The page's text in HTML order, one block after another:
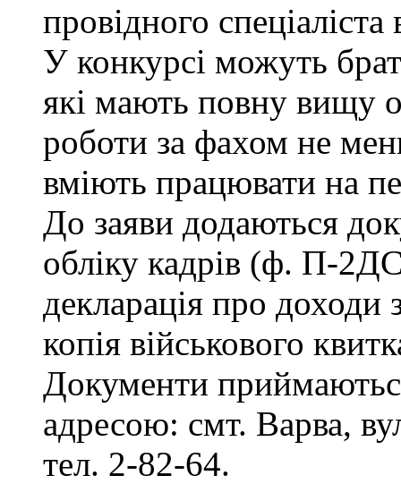
провідного
У конкурсі можуть
які мають повну вищу
роботи за фахом не
вміють працювати на
До заяви додаються
обліку кадрів (ф. П-
декларація про доходи
копія військового
Документи
адресою: смт. Варва,
тел. 2-82-64.